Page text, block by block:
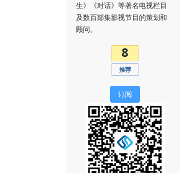
生》《对话》等著名电视栏目
及数百部集影视节目的策划和
顾问。
8
推荐
订阅